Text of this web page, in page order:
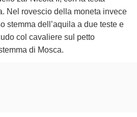
Nel rovescio della moneta invece
stemma dell’aquila a due teste e
col cavaliere sul petto
di Mosca.